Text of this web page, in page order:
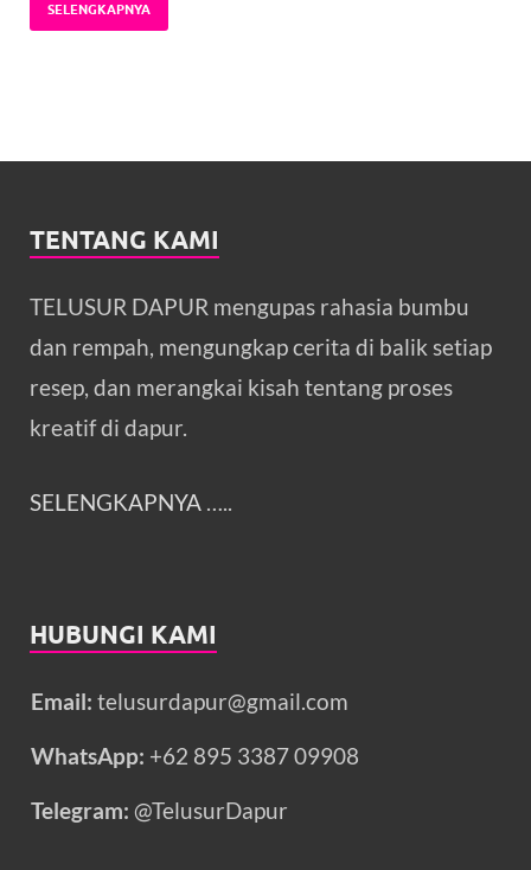
SELENGKAPNYA
TENTANG KAMI
TELUSUR DAPUR mengupas rahasia bumbu
dan rempah, mengungkap cerita di balik setiap
resep, dan merangkai kisah tentang proses
kreatif di dapur.
SELENGKAPNYA …..
HUBUNGI KAMI
Email: telusurdapur@gmail.com
WhatsApp: +62 895 3387 09908
Telegram: @TelusurDapur